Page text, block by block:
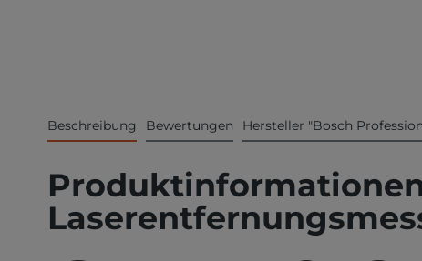
Beschreibung Bewertungen Hersteller "Bosch
Produktinformationen